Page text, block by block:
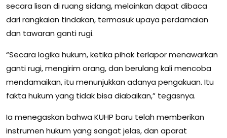
secara lisan di ruang sidang, melainkan dapat dibaca
dari rangkaian tindakan, termasuk upaya perdamaian
dan tawaran ganti rugi.
“Secara logika hukum, ketika pihak terlapor menawarkan
ganti rugi, mengirim orang, dan berulang kali mencoba
mendamaikan, itu menunjukkan adanya pengakuan. Itu
fakta hukum yang tidak bisa diabaikan,” tegasnya.
Ia menegaskan bahwa KUHP baru telah memberikan
instrumen hukum yang sangat jelas, dan aparat